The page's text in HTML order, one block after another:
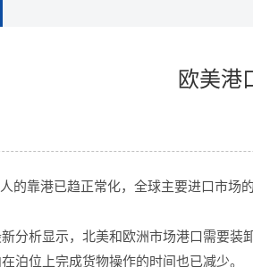
欧美港
靠港已趋正常化，全球主要进口市场的
析显示，北美和欧洲市场港口需要装
泊位上完成货物操作的时间也已减少。